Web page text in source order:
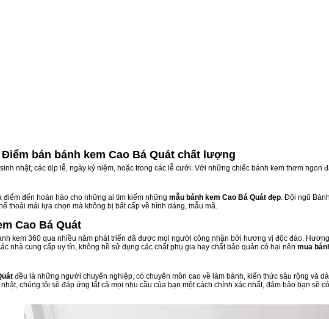
bán bánh kem Cao Bá Quát chất lượng
nhật, các dịp lễ, ngày kỷ niệm, hoặc trong các lễ cưới. Với những chiếc bánh kem thơm
điểm đến hoàn hảo cho những ai tìm kiếm những mẫu bánh kem Cao Bá Quát đẹp. Đội ngũ
thoải mái lựa chọn mà không bị bất cấp về hình dáng, mẫu mã.
Cao Bá Quát
kem 360 qua nhiều năm phát triển đã được mọi người công nhận bởi hương vị độc đáo.
nhà cung cấp uy tín, không hề sử dụng các chất phụ gia hay chất bảo quản có hại nên mua
đều là những người chuyên nghiệp, có chuyên môn cao về làm bánh, kiến thức sâu rộng và
chúng tôi sẽ đáp ứng tất cả mọi nhu cầu của bạn một cách chính xác nhất, đảm bảo bạn sẽ